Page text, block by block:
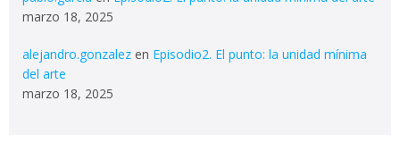
marzo 18, 2025
alejandro.gonzalez en Episodio2. El punto: la unidad mínima
del arte
marzo 18, 2025